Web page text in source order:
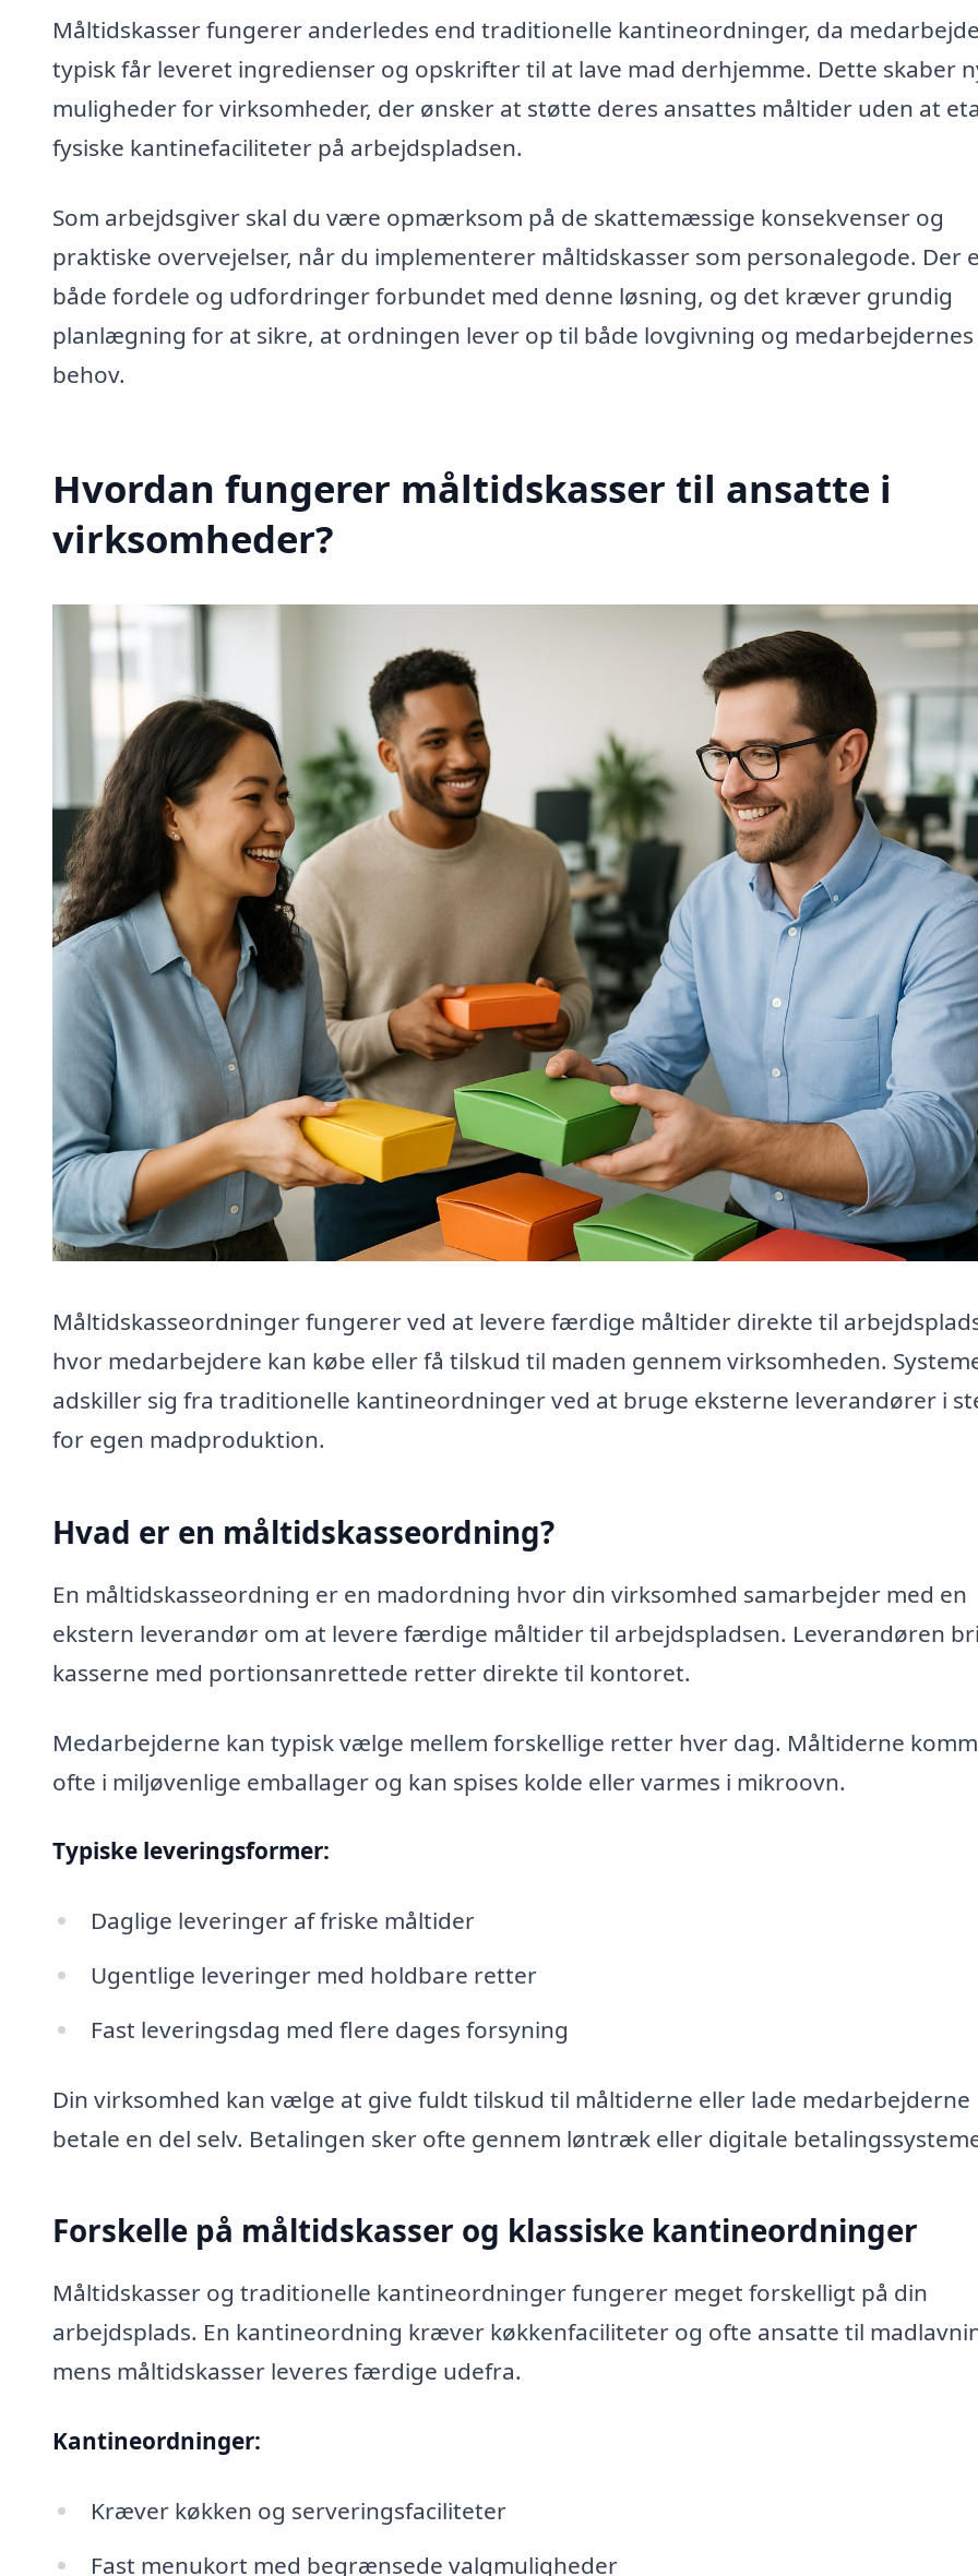
Måltidskasser fungerer anderledes end traditionelle kantineordninger, da
typisk får leveret ingredienser og opskrifter til at lave mad derhjemme. Dette skaber
muligheder for virksomheder, der ønsker at støtte deres ansattes måltider uden at
fysiske kantinefaciliteter på arbejdspladsen.
Som arbejdsgiver skal du være opmærksom på de skattemæssige konsekvenser og
praktiske overvejelser, når du implementerer måltidskasser som personalegode. Der
både fordele og udfordringer forbundet med denne løsning, og det kræver grundig
planlægning for at sikre, at ordningen lever op til både lovgivning og medarbejdernes
behov.
Hvordan fungerer måltidskasser til ansatte i
virksomheder?
Måltidskasseordninger fungerer ved at levere færdige måltider direkte til
hvor medarbejdere kan købe eller få tilskud til maden gennem virksomheden.
adskiller sig fra traditionelle kantineordninger ved at bruge eksterne leverandører i
for egen madproduktion.
Hvad er en måltidskasseordning?
En måltidskasseordning er en madordning hvor din virksomhed samarbejder med en
ekstern leverandør om at levere færdige måltider til arbejdspladsen. Leverandøren
kasserne med portionsanrettede retter direkte til kontoret.
Medarbejderne kan typisk vælge mellem forskellige retter hver dag. Måltiderne
ofte i miljøvenlige emballager og kan spises kolde eller varmes i mikroovn.
Typiske leveringsformer:
Daglige leveringer af friske måltider
Ugentlige leveringer med holdbare retter
Fast leveringsdag med flere dages forsyning
Din virksomhed kan vælge at give fuldt tilskud til måltiderne eller lade medarbejderne
betale en del selv. Betalingen sker ofte gennem løntræk eller digitale
Forskelle på måltidskasser og klassiske kantineordninger
Måltidskasser og traditionelle kantineordninger fungerer meget forskelligt på din
arbejdsplads. En kantineordning kræver køkkenfaciliteter og ofte ansatte til
mens måltidskasser leveres færdige udefra.
Kantineordninger:
Kræver køkken og serveringsfaciliteter
Fast menukort med begrænsede valgmuligheder